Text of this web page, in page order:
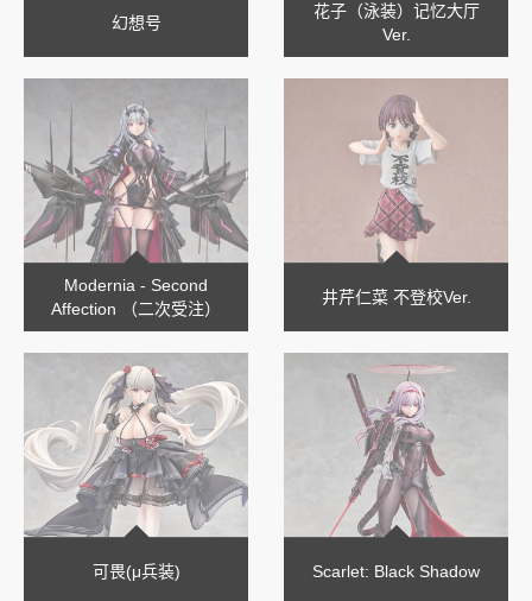
幻想号
花子（泳装）记忆大厅
Ver.
Modernia - Second
Affection （二次受注）
井芹仁菜 不登校Ver.
可畏(μ兵装) Scarlet: Black Shadow